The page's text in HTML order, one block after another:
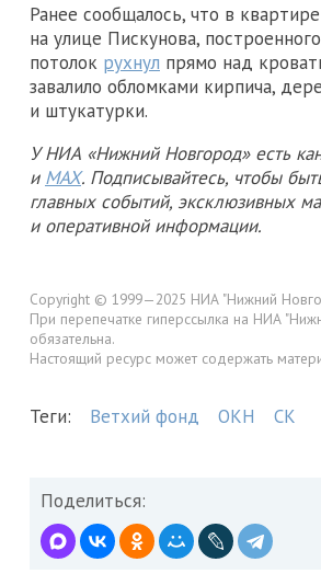
Ранее сообщалось, что в
на улице Пискунова,
потолок рухнул прямо над
завалило обломками кирпича,
и штукатурки.
У НИА «Нижний Новгород» есть
и MAX. Подписывайтесь, чтобы
главных событий, эксклюзивных
и оперативной информации.
Copyright © 1999—2025 НИА "Нижний
При перепечатке гиперссылка на НИА
обязательна.
Настоящий ресурс может содержать
Теги: Ветхий фонд ОКН СК
Поделиться: